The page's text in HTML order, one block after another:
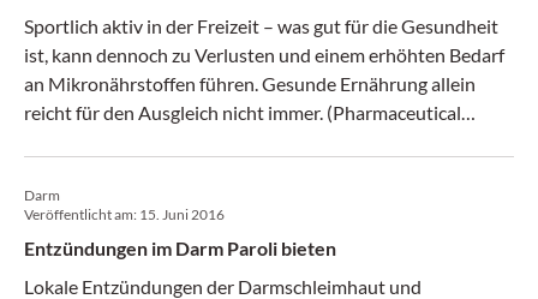
Sportlich aktiv in der Freizeit – was gut für die Gesundheit
ist, kann dennoch zu Verlusten und einem erhöhten Bedarf
an Mikronährstoffen führen. Gesunde Ernährung allein
reicht für den Ausgleich nicht immer. (Pharmaceutical
Darm
Veröffentlicht am: 15. Juni 2016
Entzündungen im Darm Paroli bieten
Lokale Entzündungen der Darmschleimhaut und